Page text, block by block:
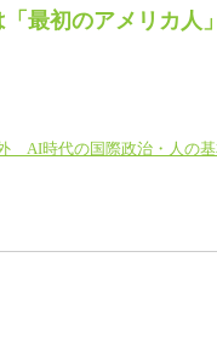
最初のアメリカ人
AI時代の国際政治・人の基